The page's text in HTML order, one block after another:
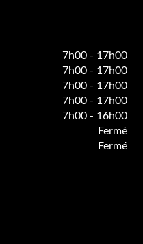
7h00 - 17h00
7h00 - 17h00
7h00 - 17h00
7h00 - 17h00
7h00 - 16h00
Fermé
Fermé